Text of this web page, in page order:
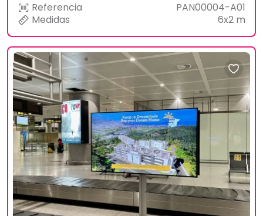
Referencia
PAN00004-A01
Medidas
6x2 m